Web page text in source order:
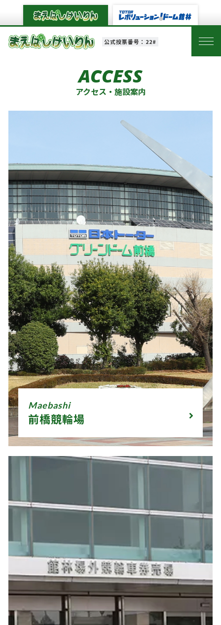
公式投票番号：22#
ACCESS
アクセス・施設案内
前橋競輪場
Maebashi